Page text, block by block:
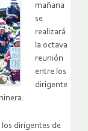
mañana
se
realizará
la octava
reunión
entre los
dirigente
dirigentes de